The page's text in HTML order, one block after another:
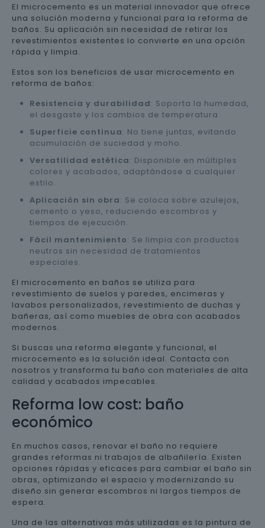
El microcemento es un material innovador que ofrece
una solución moderna y funcional para la reforma de
baños. Su aplicación sin necesidad de retirar los
revestimientos existentes lo convierte en una opción
rápida y limpia.
Estos son los beneficios de usar microcemento en
reforma de baños:
Resistencia y durabilidad: Soporta la humedad,
el desgaste y los cambios de temperatura.
Superficie continua: No tiene juntas, evitando
acumulación de suciedad y moho.
Versatilidad estética: Disponible en múltiples
colores y acabados, adaptándose a cualquier
estilo.
Aplicación sin obra: Se coloca sobre azulejos,
cemento o yeso, reduciendo escombros y
tiempos de ejecución.
Fácil mantenimiento: Se limpia con productos
neutros sin necesidad de tratamientos
especiales.
El microcemento en baños se utiliza para
revestimiento de suelos y paredes, encimeras y
lavabos personalizados, revestimiento de duchas y
bañeras, así como muebles de obra con acabados
modernos.
Si buscas una reforma elegante y funcional, el
microcemento es la solución ideal. Contacta con
nosotros y transforma tu baño con materiales de alta
calidad y acabados impecables.
Reforma low cost: baño
económico
En muchos casos, renovar el baño no requiere
grandes reformas ni trabajos de albañilería. Existen
opciones rápidas y eficaces para cambiar el baño sin
obras, optimizando el espacio y modernizando su
diseño sin generar escombros ni largos tiempos de
espera.
Una de las alternativas más utilizadas es la pintura de